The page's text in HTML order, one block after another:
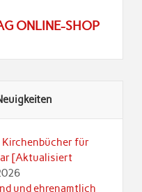
ONLINE-SHOP
Kirchenbücher für
[Aktualisiert
und ehrenamtlich